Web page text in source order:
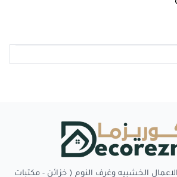
الخشبيه وغرف النوم ( خزائن - مكتبات